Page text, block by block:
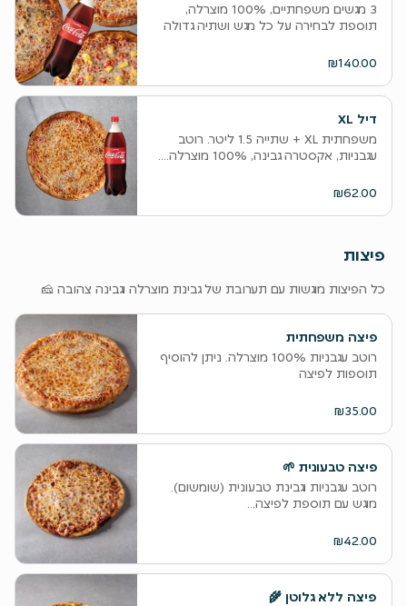
‫3 מגשים משפחתיים, 100% מוצרלה,
תוספת לבחירה על כל מגש ושתיה גדולה
₪140.00
דיל XL
משפחתית XL + שתייה 1.5 ליטר. רוטב
עגבניות, אקסטרה גבינה, 100% מוצרלה....
₪62.00
פיצות
‫כל הפיצות מוגשות עם תערובת של גבינת מוצרלה וגבינה צהובה 🧀
פיצה משפחתית
רוטב עגבניות 100% מוצרלה. ניתן להוסיף
תוספות לפיצה
₪35.00
פיצה טבעונית 🌱
רוטב עגבניות וגבינת טבעונית (שומשום).
מוגש עם תוספת לפיצה...
₪42.00
פיצה ללא גלוטן 🌾